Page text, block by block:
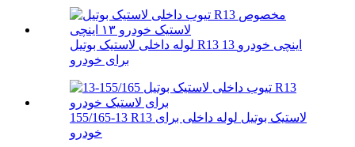
لوله داخلی لاستیک بوتیل R13 13 اینچی خودرو
برای خودرو
155/165-13 R13 لاستیک بوتیل لوله داخلی برای
خودرو